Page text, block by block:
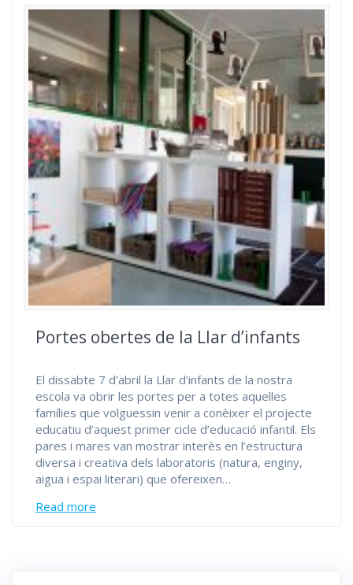
Portes obertes de la Llar d’infants
El dissabte 7 d’abril la Llar d’infants de la nostra
escola va obrir les portes per a totes aquelles
famílies que volguessin venir a conèixer el projecte
educatiu d’aquest primer cicle d’educació infantil. Els
pares i mares van mostrar interès en l’estructura
diversa i creativa dels laboratoris (natura, enginy,
aigua i espai literari) que ofereixen…
Read more